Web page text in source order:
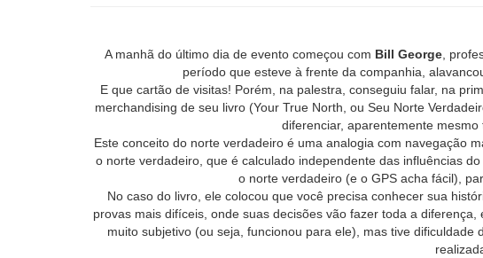
A manhã do último dia de evento começou com Bill George,
período que esteve à frente da companhia,
E que cartão de visitas! Porém, na palestra, conseguiu falar, na
merchandising de seu livro (Your True North, ou Seu Norte
diferenciar, aparentemente
Este conceito do norte verdadeiro é uma analogia com navegação
o norte verdadeiro, que é calculado independente das influências
o norte verdadeiro (e o GPS acha fácil),
No caso do livro, ele colocou que você precisa conhecer sua
provas mais difíceis, onde suas decisões vão fazer toda a
muito subjetivo (ou seja, funcionou para ele), mas tive